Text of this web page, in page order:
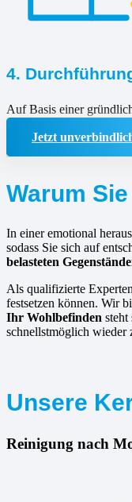
4.
Auf Basis einer
Jetzt
Warum
In einer emotional
sodass Sie sich auf
belasteten
Als qualifizierte
festsetzen können. Wir
Ihr Wohlbefinden steht
schnellstmöglich wieder
Unsere
Reinigung nach